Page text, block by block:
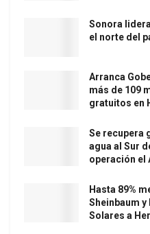
Sonora
el norte del
Arranca
más de 109
gratuitos en
Se recupera
agua al Sur
operación el
Hasta 89%
Sheinbaum
Solares a